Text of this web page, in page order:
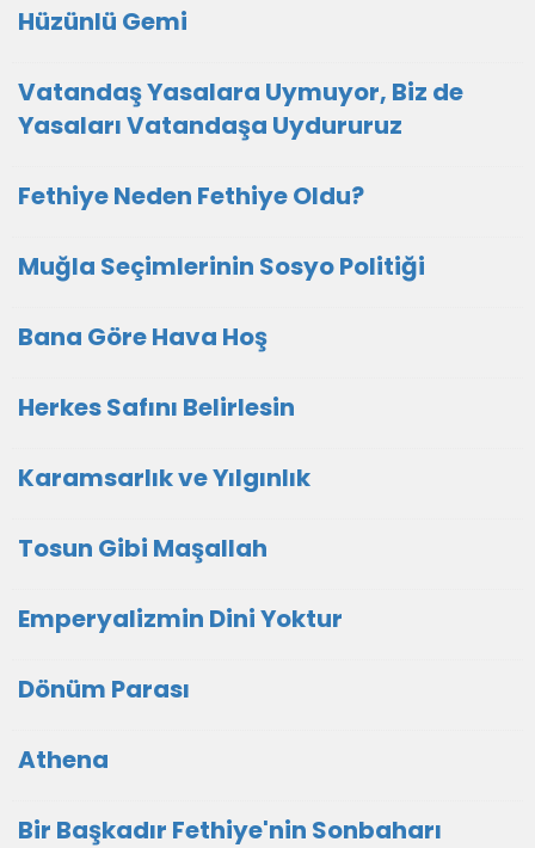
Hüzünlü Gemi
Vatandaş Yasalara Uymuyor, Biz de
Yasaları Vatandaşa Uydururuz
Fethiye Neden Fethiye Oldu?
Muğla Seçimlerinin Sosyo Politiği
Bana Göre Hava Hoş
Herkes Safını Belirlesin
Karamsarlık ve Yılgınlık
Tosun Gibi Maşallah
Emperyalizmin Dini Yoktur
Dönüm Parası
Athena
Bir Başkadır Fethiye'nin Sonbaharı